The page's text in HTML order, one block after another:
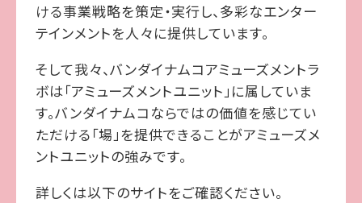
ける事業戦略を策定・実行し、多彩なエンター
テインメントを人々に提供しています。
そして我々、バンダイナムコアミューズメントラ
ボは「アミューズメントユニット」に属していま
す。バンダイナムコならではの価値を感じてい
ただける「場」を提供できることがアミューズメ
ントユニットの強みです。
詳しくは以下のサイトをご確認ください。